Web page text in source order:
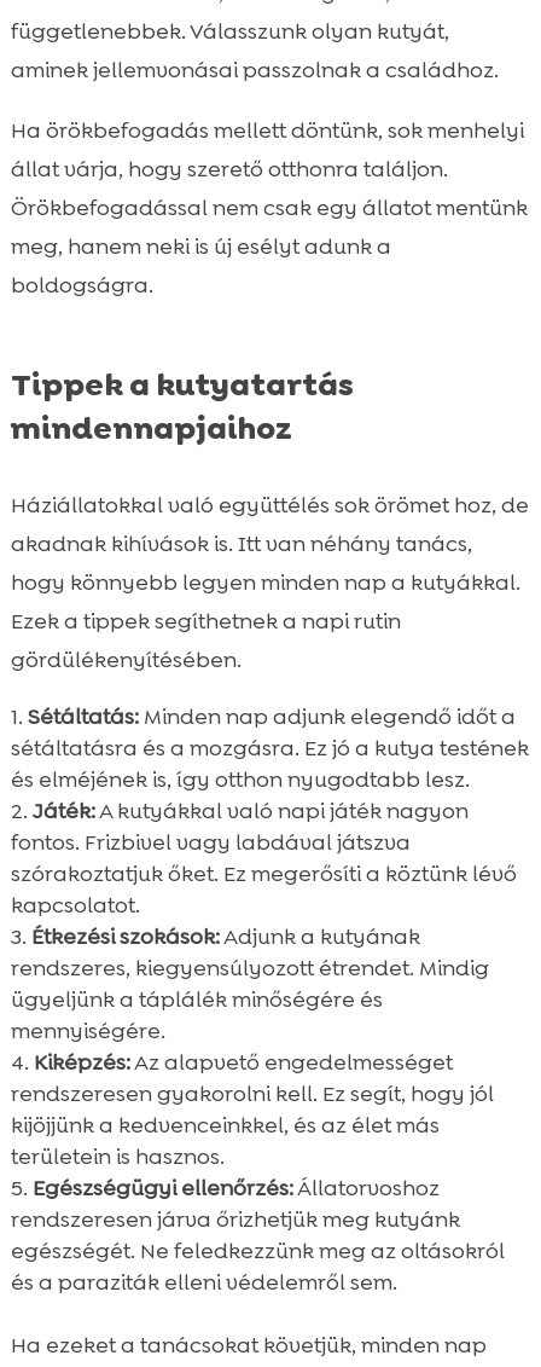
függetlenebbek. Válasszunk olyan kutyát,
aminek jellemvonásai passzolnak a családhoz.
Ha örökbefogadás mellett döntünk, sok menhelyi
állat várja, hogy szerető otthonra találjon.
Örökbefogadással nem csak egy állatot mentünk
meg, hanem neki is új esélyt adunk a
boldogságra.
Tippek a kutyatartás
mindennapjaihoz
Háziállatokkal való együttélés sok örömet hoz, de
akadnak kihívások is. Itt van néhány tanács,
hogy könnyebb legyen minden nap a kutyákkal.
Ezek a tippek segíthetnek a napi rutin
gördülékenyítésében.
Sétáltatás:Minden nap adjunk elegendő időt a
sétáltatásra és a mozgásra. Ez jó a kutya testének
és elméjének is, így otthon nyugodtabb lesz.
Játék:A kutyákkal való napi játék nagyon
fontos. Frizbivel vagy labdával játszva
szórakoztatjuk őket. Ez megerősíti a köztünk lévő
kapcsolatot.
Étkezési szokások:Adjunk a kutyának
rendszeres, kiegyensúlyozott étrendet. Mindig
ügyeljünk a táplálék minőségére és
mennyiségére.
Kiképzés:Az alapvető engedelmességet
rendszeresen gyakorolni kell. Ez segít, hogy jól
kijöjjünk a kedvenceinkkel, és az élet más
területein is hasznos.
Egészségügyi ellenőrzés:Állatorvoshoz
rendszeresen járva őrizhetjük meg kutyánk
egészségét. Ne feledkezzünk meg az oltásokról
és a paraziták elleni védelemről sem.
Ha ezeket a tanácsokat követjük, minden nap